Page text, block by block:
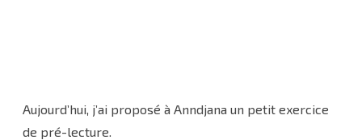
Aujourd’hui, j’ai proposé à Anndjana un petit exercice
de pré-lecture.